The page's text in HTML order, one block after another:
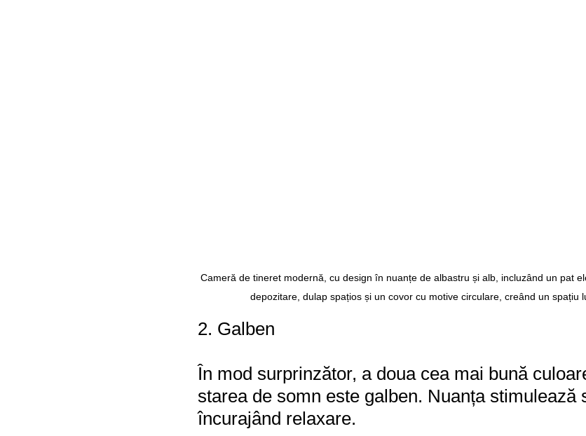
Cameră de tineret modernă, cu design în nuanțe de albastru și alb, incluzând un pat
depozitare, dulap spațios și un covor cu motive circulare, creând un spațiu
2. Galben
În mod surprinzător, a doua cea mai bună
starea de somn este galben. Nuanța stimulează
încurajând relaxare.